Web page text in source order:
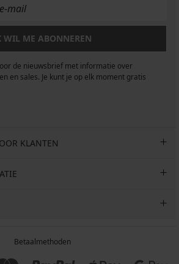
WIL ME ABONNEREN
de nieuwsbrief met informatie over
en sales. Je kunt je op elk moment gratis
KLANTEN
Betaalmethoden